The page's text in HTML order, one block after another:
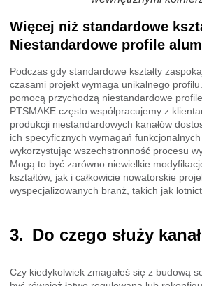
Więcej niż standardowe
Niestandardowe profile
Podczas gdy standardowe kształty
czasami projekt wymaga unikalnego
pomocą przychodzą niestandardowe
PTSMAKE często współpracujemy z
produkcji niestandardowych kanałów
ich specyficznych wymagań funkcjonalnych
wykorzystując wszechstronność procesu
Mogą to być zarówno niewielkie
kształtów, jak i całkowicie nowatorskie
wyspecjalizowanych branż, takich jak
Do czego służy
Czy kiedykolwiek zmagałeś się z budową